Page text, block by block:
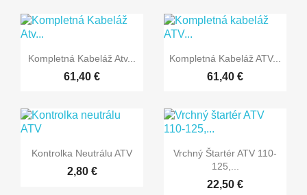
 Rýchly náhľad
Kompletná Kabeláž Atv...
61,40 €
 Rýchly náhľad
Kompletná Kabeláž ATV...
61,40 €
 Rýchly náhľad
Kontrolka Neutrálu ATV
2,80 €
 Rýchly náhľad
Vrchný Štartér ATV 110-
125,...
22,50 €